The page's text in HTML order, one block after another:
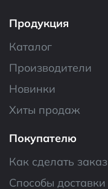
Продукция
Каталог
Производители
Новинки
Хиты продаж
Покупателю
Как сделать заказ
Способы доставки